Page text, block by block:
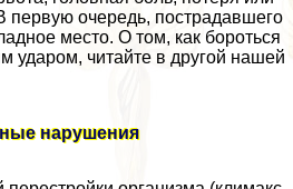
первую очередь, пострадавшего
место. О том, как бороться
ударом, читайте в другой нашей
нарушения